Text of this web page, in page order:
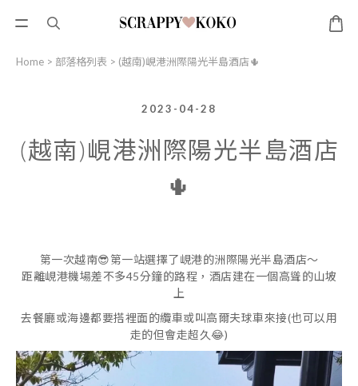
Home > 部落格列表 > (越南)峴港洲際陽光半島酒店🌵
2023-04-28
(越南)峴港洲際陽光半島酒店
🌵
第一次越南😎第一站選擇了峴港的洲際陽光半島酒店～
距離峴港機場差不多45分鐘的路程，酒店建在一個高聳的山坡
上
去餐廳或海邊都要搭裡面的纜車或叫高爾夫球車來接(也可以用
走的但會走超久😂)